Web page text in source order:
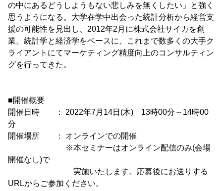
の中にあるどうしようもない悲しみを無くしたい」と強く
思うようになる。大学在学中出会った統計分析から経営支
援の可能性を見出し、2012年2月に株式会社サイカを創
業。統計学と経済学をベースに、これまで数多くの大手ク
ライアントにてマーケティング精度向上のコンサルティン
グを行ってきた。
■開催概要
開催日時 ： 2022年7月14日(木) 13時00分～14時00
分
開催場所 ： オンラインでの開催
※本セミナーはオンライン配信のみ(会場
開催なし)で
実施いたします。応募後にお送りする
URLからご参加ください。